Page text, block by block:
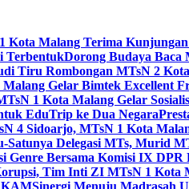
Kota Malang Terima
TerbentukDorong Budaya Baca
Tiru Rombongan MTsN 2
Gelar Bimtek Excellent
1 Kota Malang Gelar
EduTrip ke Dua Negara
4 Sidoarjo, MTsN 1 Kota
Satunya Delegasi MTs, Murid
Genre Bersama Komisi IX
Tim Inti ZI MTsN 1 Kota
Sinergi Menuju Madrasah